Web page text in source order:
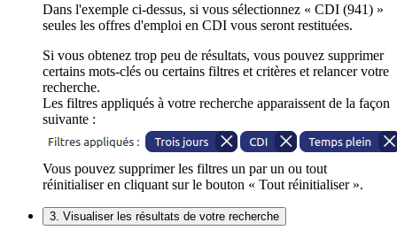
Dans l'exemple ci-dessus, si vous sélectionnez « CDI (941) »
seules les offres d'emploi en CDI vous seront restituées.
Si vous obtenez trop peu de résultats, vous pouvez supprimer
certains mots-clés ou certains filtres et critères et relancer votre
recherche.
Les filtres appliqués à votre recherche apparaissent de la façon
suivante :
Vous pouvez supprimer les filtres un par un ou tout
réinitialiser en cliquant sur le bouton « Tout réinitialiser ».
3. Visualiser les résultats de votre recherche